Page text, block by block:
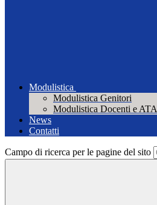
Modulistica
Modulistica Genitori
Modulistica Docenti e ATA
News
Contatti
Campo di ricerca per le pagine del sito